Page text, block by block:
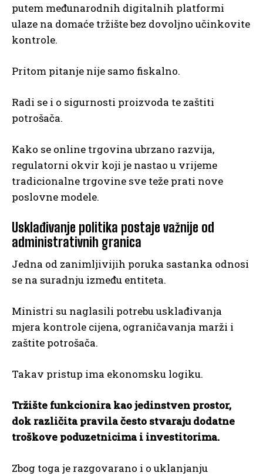
putem međunarodnih digitalnih platformi
ulaze na domaće tržište bez dovoljno učinkovite
kontrole.
Pritom pitanje nije samo fiskalno.
Radi se i o sigurnosti proizvoda te zaštiti
potrošača.
Kako se online trgovina ubrzano razvija,
regulatorni okvir koji je nastao u vrijeme
tradicionalne trgovine sve teže prati nove
poslovne modele.
Usklađivanje politika postaje važnije od
administrativnih granica
Jedna od zanimljivijih poruka sastanka odnosi
se na suradnju između entiteta.
Ministri su naglasili potrebu usklađivanja
mjera kontrole cijena, ograničavanja marži i
zaštite potrošača.
Takav pristup ima ekonomsku logiku.
Tržište funkcionira kao jedinstven prostor,
dok različita pravila često stvaraju dodatne
troškove poduzetnicima i investitorima.
Zbog toga je razgovarano i o uklanjanju